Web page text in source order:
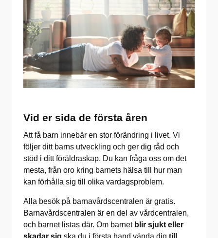
Vid er sida de första åren
Att få barn innebär en stor förändring i livet. Vi
följer ditt barns utveckling och ger dig råd och
stöd i ditt föräldraskap. Du kan fråga oss om det
mesta, från oro kring barnets hälsa till hur man
kan förhålla sig till olika vardagsproblem.
Alla besök på barnavårdscentralen är gratis.
Barnavårdscentralen är en del av vårdcentralen,
och barnet listas där. Om barnet blir sjukt eller
skadar sig ska du i första hand vända dig till